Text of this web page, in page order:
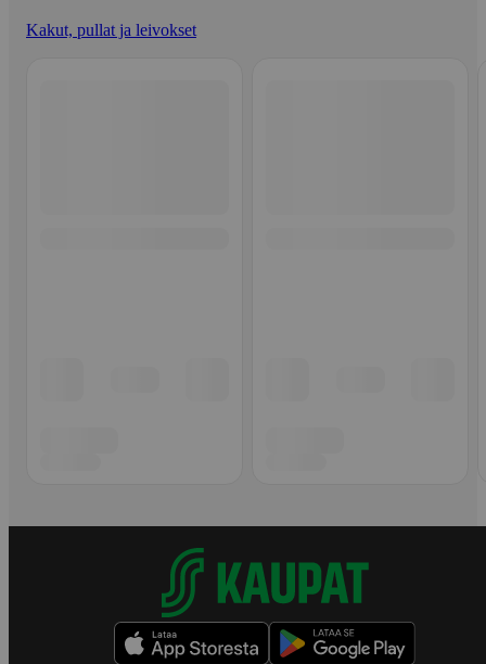
Kakut, pullat ja leivokset